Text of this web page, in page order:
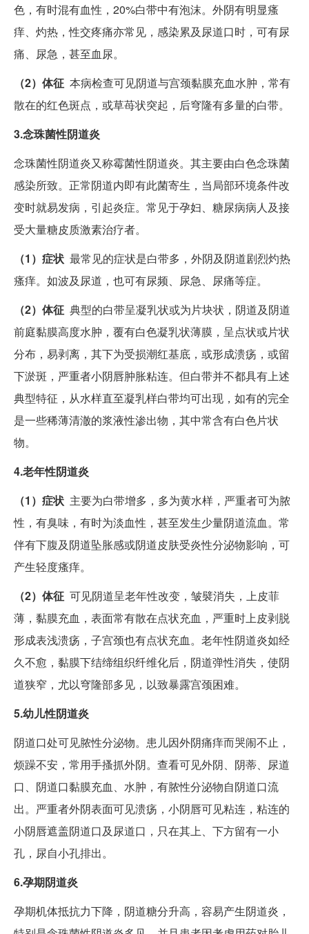
色，有时混有血性，20%白带中有泡沫。外阴有明显瘙
痒、灼热，性交疼痛亦常见，感染累及尿道口时，可有尿
痛、尿急，甚至血尿。
（2）体征 本病检查可见阴道与宫颈黏膜充血水肿，常有
散在的红色斑点，或草苺状突起，后穹隆有多量的白带。
3.念珠菌性阴道炎
念珠菌性阴道炎又称霉菌性阴道炎。其主要由白色念珠菌
感染所致。正常阴道内即有此菌寄生，当局部环境条件改
变时就易发病，引起炎症。常见于孕妇、糖尿病病人及接
受大量糖皮质激素治疗者。
（1）症状 最常见的症状是白带多，外阴及阴道剧烈灼热
瘙痒。如波及尿道，也可有尿频、尿急、尿痛等症。
（2）体征 典型的白带呈凝乳状或为片块状，阴道及阴道
前庭黏膜高度水肿，覆有白色凝乳状薄膜，呈点状或片状
分布，易剥离，其下为受损潮红基底，或形成溃疡，或留
下淤斑，严重者小阴唇肿胀粘连。但白带并不都具有上述
典型特征，从水样直至凝乳样白带均可出现，如有的完全
是一些稀薄清澈的浆液性渗出物，其中常含有白色片状
物。
4.老年性阴道炎
（1）症状 主要为白带增多，多为黄水样，严重者可为脓
性，有臭味，有时为淡血性，甚至发生少量阴道流血。常
伴有下腹及阴道坠胀感或阴道皮肤受炎性分泌物影响，可
产生轻度瘙痒。
（2）体征 可见阴道呈老年性改变，皱襞消失，上皮菲
薄，黏膜充血，表面常有散在点状充血，严重时上皮剥脱
形成表浅溃疡，子宫颈也有点状充血。老年性阴道炎如经
久不愈，黏膜下结缔组织纤维化后，阴道弹性消失，使阴
道狭窄，尤以穹隆部多见，以致暴露宫颈困难。
5.幼儿性阴道炎
阴道口处可见脓性分泌物。患儿因外阴痛痒而哭闹不止，
烦躁不安，常用手搔抓外阴。查看可见外阴、阴蒂、尿道
口、阴道口黏膜充血、水肿，有脓性分泌物自阴道口流
出。严重者外阴表面可见溃疡，小阴唇可见粘连，粘连的
小阴唇遮盖阴道口及尿道口，只在其上、下方留有一小
孔，尿自小孔排出。
6.孕期阴道炎
孕期机体抵抗力下降，阴道糖分升高，容易产生阴道炎，